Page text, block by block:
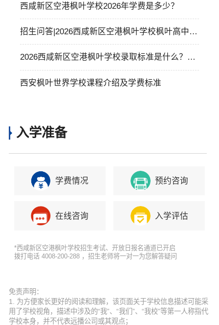
西咸新区空港枫叶学校2026年学费是多少？
招生问答|2026西咸新区空港枫叶学校枫叶高中预
备班招生概览
2026西咸新区空港枫叶学校录取标准是什么？报
名需要准备哪些材料？
西安枫叶世界学校课程介绍及学费标准
入学准备
学费情况 预约咨询
在线咨询 入学评估
*西咸新区空港枫叶学校招生考试、开放日报名通道已开启
拨打电话 4008-200-288 ，招生老师将一对一为您解答疑问
免责声明：
1. 为方便家长更好的阅读和理解，该页面关于学校信息描述可能采
用了学校视角，描述中涉及的“我”、“我们”、“我校”等第一人称指代
学校本身，并不代表远播公司或其观点；